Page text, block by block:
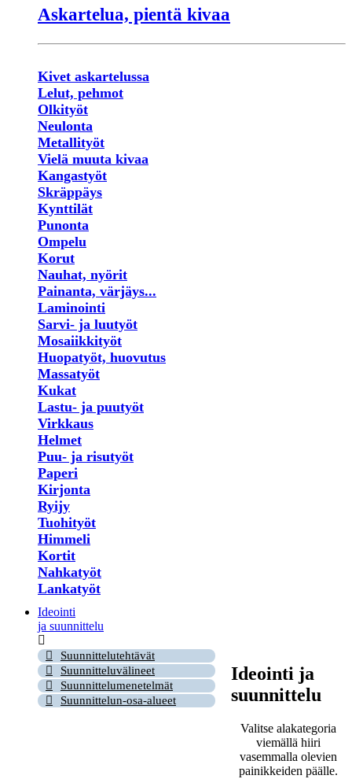
Askartelua, pientä kivaa
Kivet askartelussa
Lelut, pehmot
Olkityöt
Neulonta
Metallityöt
Vielä muuta kivaa
Kangastyöt
Skräppäys
Kynttilät
Punonta
Ompelu
Korut
Nauhat, nyörit
Painanta, värjäys...
Laminointi
Sarvi- ja luutyöt
Mosaiikkityöt
Huopatyöt, huovutus
Massatyöt
Kukat
Lastu- ja puutyöt
Virkkaus
Helmet
Puu- ja risutyöt
Paperi
Kirjonta
Ryijy
Tuohityöt
Himmeli
Kortit
Nahkatyöt
Lankatyöt
Ideointi
ja suunnittelu
Suunnittelutehtävät
Suunnitteluvälineet
Suunnittelumenetelmät
Suunnittelun-osa-alueet
Ideointi ja
suunnittelu
Valitse alakategoria
viemällä hiiri
vasemmalla olevien
painikkeiden päälle.